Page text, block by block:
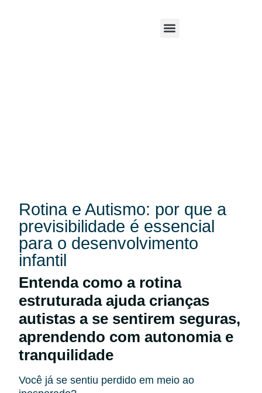
Rotina e Autismo: por que a
previsibilidade é essencial
para o desenvolvimento
infantil
Entenda como a rotina
estruturada ajuda crianças
autistas a se sentirem seguras,
aprendendo com autonomia e
tranquilidade
Você já se sentiu perdido em meio ao